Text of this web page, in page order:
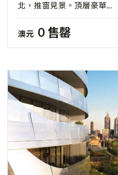
北，推窗見景。頂層豪華...
澳元 0 售罄